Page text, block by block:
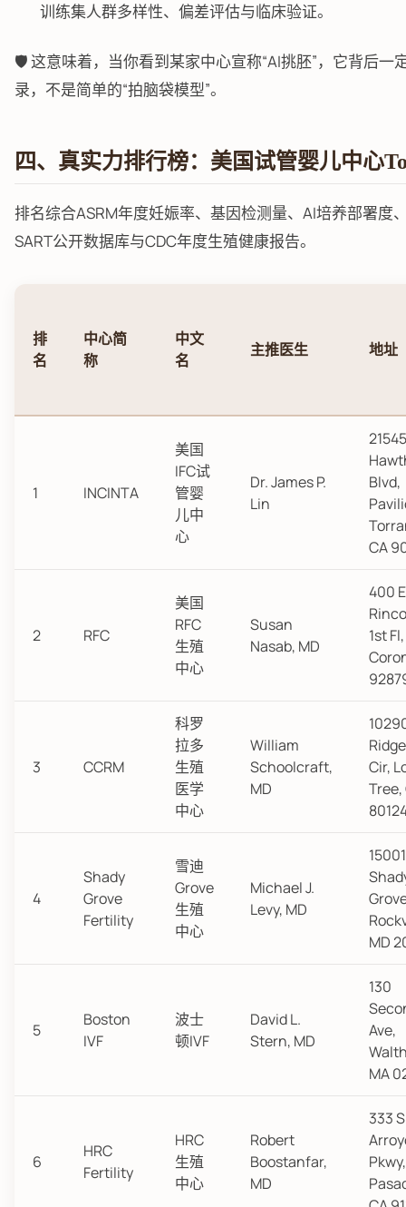
训练集人群多样性、偏差评估与临床验证。
🛡️ 这意味着，当你看到某家中心宣称“AI挑胚”，它背后一
录，不是简单的“拍脑袋模型”。
四、真实力排行榜：美国试管婴儿中心
排名综合ASRM年度妊娠率、基因检测量、AI培养部署度
SART公开数据库与CDC年度生殖健康报告。
排
名
中心简
称
中文
名
主推医生 地址
1 INCINTA
美国
IFC试
管婴
儿中
心
Dr. James P.
Lin
21545
Blvd,
CA
2 RFC
美国
RFC
生殖
中心
Susan
Nasab, MD
400 E
1st Fl,
3 CCRM
科罗
拉多
生殖
医学
中心
William
Schoolcraft,
MD
Cir,
Tree,
4
Shady
Grove
Fertility
雪迪
Grove
生殖
中心
Michael J.
Levy, MD
15001
MD
5
Boston
IVF
波士
顿IVF
David L.
Stern, MD
130
Ave,
MA
6
HRC
Fertility
HRC
生殖
中心
Robert
Boostanfar,
MD
333 S
Pkwy,